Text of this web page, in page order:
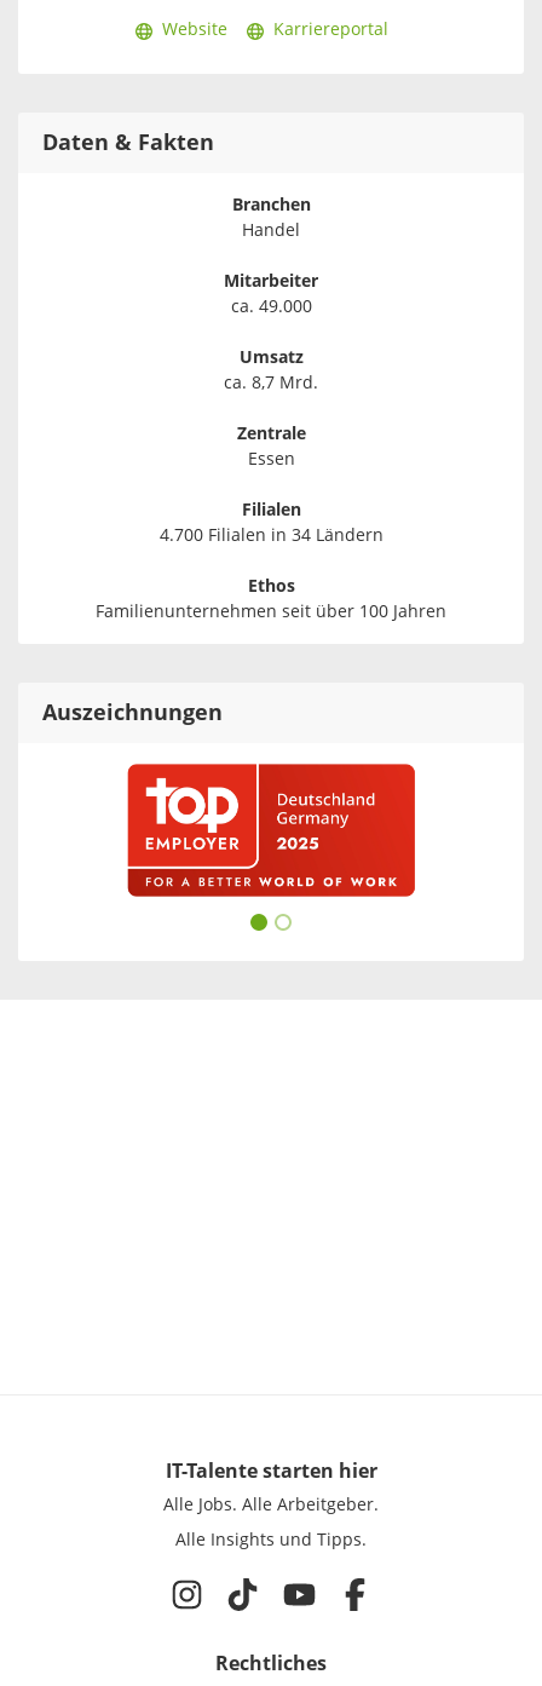
Website Karriereportal
Daten & Fakten
Branchen
Handel
Mitarbeiter
ca. 49.000
Umsatz
ca. 8,7 Mrd.
Zentrale
Essen
Filialen
4.700 Filialen in 34 Ländern
Ethos
Familienunternehmen seit über 100 Jahren
Auszeichnungen
IT-Talentestarten hier
Alle Jobs. Alle Arbeitgeber.
Alle Insights und Tipps.
Rechtliches